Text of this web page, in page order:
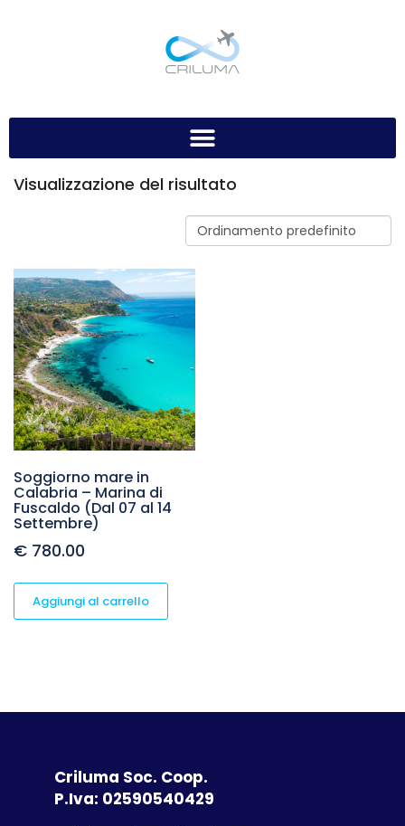
Visualizzazione del risultato
Soggiorno mare in
Calabria – Marina di
Fuscaldo (Dal 07 al 14
Settembre)
€ 780.00
Aggiungi al carrello
Criluma Soc. Coop.
P.Iva: 02590540429